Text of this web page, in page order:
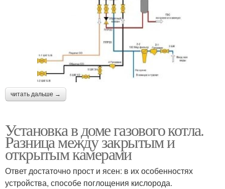
читать дальше →
Установка в доме газового котла.
Разница между закрытым и
открытым камерами
Ответ достаточно прост и ясен: в их особенностях
устройства, способе поглощения кислорода.